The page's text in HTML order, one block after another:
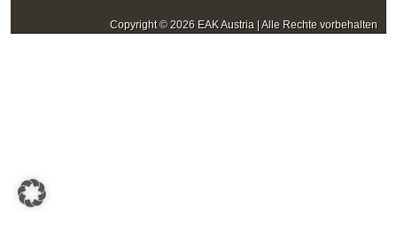
Copyright © 2026 EAK Austria | Alle Rechte vorbehalten